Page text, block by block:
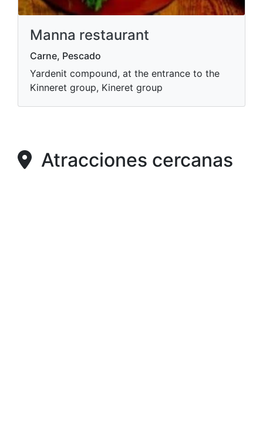
Manna restaurant
Carne, Pescado
Yardenit compound, at the entrance to the
Kinneret group, Kineret group
Atracciones cercanas